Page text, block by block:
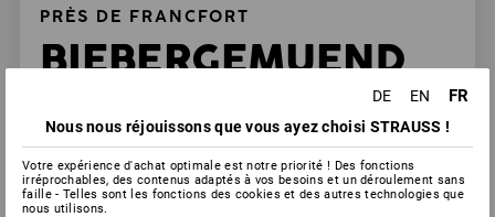
PRÈS DE FRANCFORT
BIEBERGEMUEND
Plus d’informations
DE EN FR
Nous nous réjouissons que vous ayez choisi STRAUSS !
Votre expérience d'achat optimale est notre priorité ! Des fonctions
irréprochables, des contenus adaptés à vos besoins et un déroulement sans
faille - Telles sont les fonctions des cookies et des autres technologies que
nous utilisons.